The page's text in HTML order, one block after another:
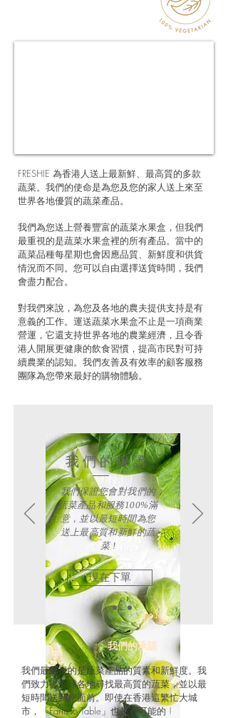
FRESHIE 為香港人送上最新鮮、最高質的多款
蔬菜。我們的使命是為您及您的家人送上來至
世界各地優質的蔬菜產品。
我們為您送上營養豐富的蔬菜水果盒，但我們
最重視的是蔬菜水果盒裡的所有產品。當中的
蔬菜品種每星期也會因應品質、新鮮度和供貨
情況而不同。您可以自由選擇送貨時間，我們
會盡力配合。
對我們來說，為您及各地的農夫提供支持是有
意義的工作。運送蔬菜水果盒不止是一項商業
營運，它還支持世界各地的農業經濟，且令香
港人開展更健康的飲食習慣，提高市民對可持
續農業的認知。我們友善及有效率的顧客服務
團隊為您帶來最好的購物體驗。
我們的保證
我們保證您會對我們的
蔬菜產品和服務100%滿
意，並以最短時間為您
送上最高質和新鮮的蔬
菜 !
現在下單
我們的承諾
我們最重視的是蔬菜產品的質素和新鮮度。我
們致力從全球各地尋找最高質的蔬菜，並以最
短時間送到您面前。即使在香港這繁忙大城
市，「Farm to Table」也是有可能的 !